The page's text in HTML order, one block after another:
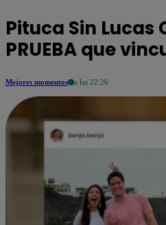
Pituca Sin Lucas
PRUEBA que
Mejores momentos a las 22:26